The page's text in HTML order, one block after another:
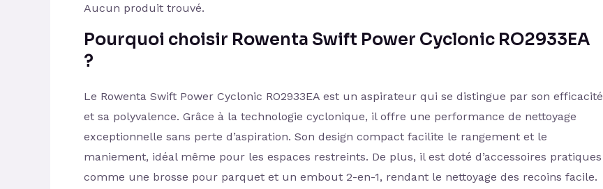
Aucun produit trouvé.
Pourquoi choisir Rowenta Swift Power Cyclonic ‎RO2933EA
?
Le Rowenta Swift Power Cyclonic RO2933EA est un aspirateur qui se distingue par son efficacité
et sa polyvalence. Grâce à la technologie cyclonique, il offre une performance de nettoyage
exceptionnelle sans perte d’aspiration. Son design compact facilite le rangement et le
maniement, idéal même pour les espaces restreints. De plus, il est doté d’accessoires pratiques
comme une brosse pour parquet et un embout 2-en-1, rendant le nettoyage des recoins facile.